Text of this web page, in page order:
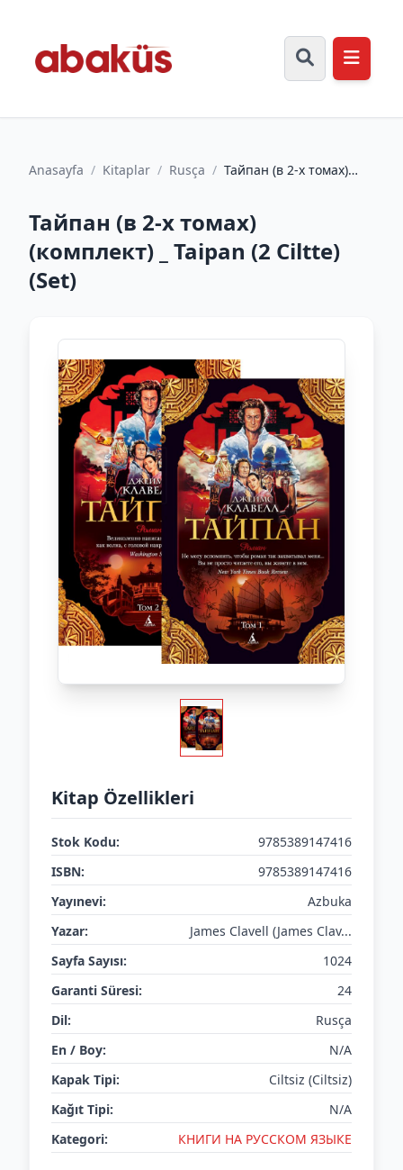
Anasayfa / Kitaplar / Rusça / Тайпан (в 2-х томах)
Тайпан (в 2-х томах)
(комплект) _ Taipan (2 Ciltte)
(Set)
Kitap Özellikleri
Stok Kodu:
9785389147416
ISBN:
9785389147416
Yayınevi:
Azbuka
Yazar:
James Clavell (James Clav...
Sayfa Sayısı:
1024
Garanti Süresi:
24
Dil:
Rusça
En / Boy:
N/A
Kapak Tipi:
Ciltsiz (Ciltsiz)
Kağıt Tipi:
N/A
Kategori:
КНИГИ НА РУССКОМ ЯЗЫКЕ